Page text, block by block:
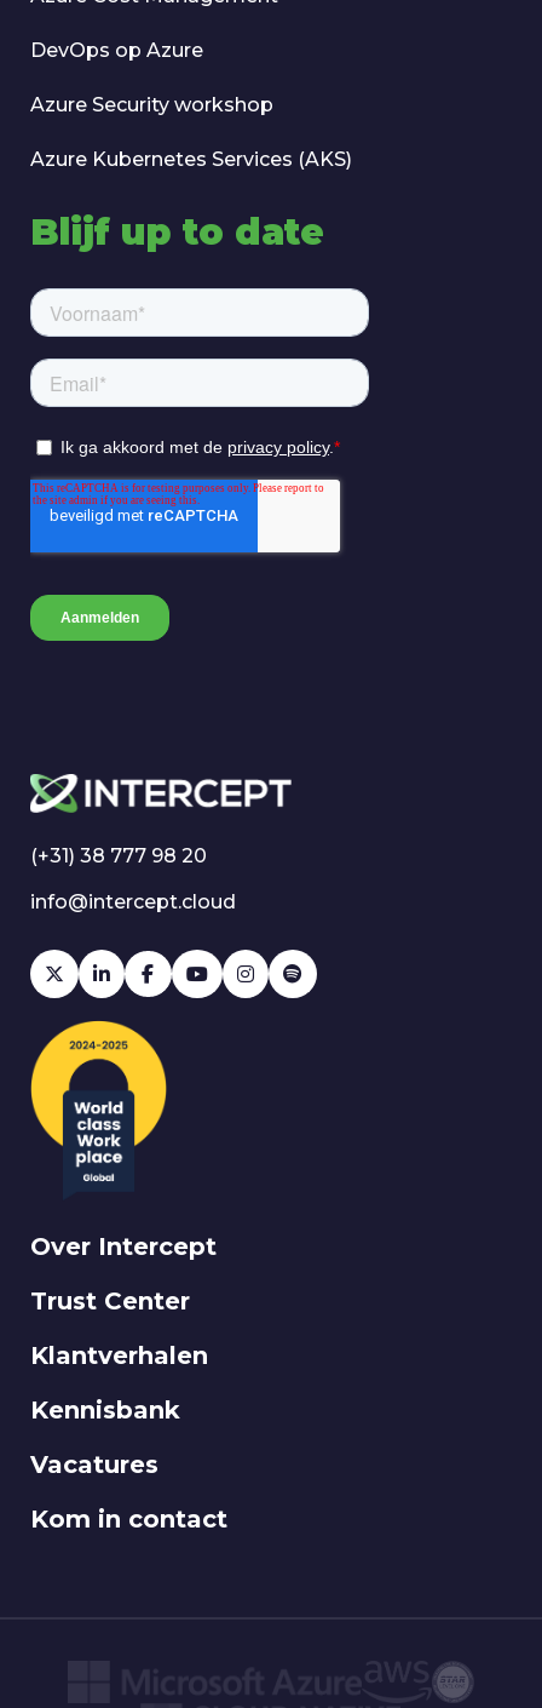
DevOps op Azure
Azure Security workshop
Azure Kubernetes Services (AKS)
Over Intercept
Trust Center
Klantverhalen
Kennisbank
Vacatures
Kom in contact
(+31) 38 777 98 20
info@intercept.cloud
Blijf up to date